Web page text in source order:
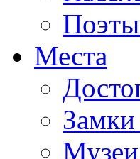
Места